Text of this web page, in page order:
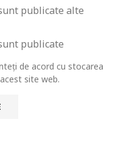
publicate alte
publicate
de acord cu stocarea
site web.